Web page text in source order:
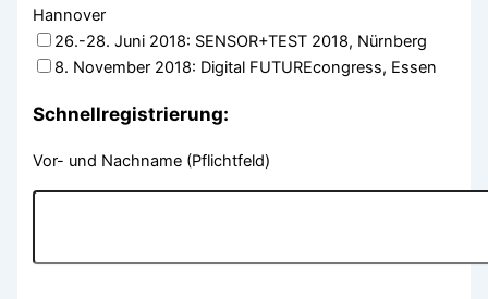
Hannover
26.-28. Juni 2018: SENSOR+TEST 2018, Nürnberg
8. November 2018: Digital FUTUREcongress, Essen
Schnellregistrierung:
Vor- und Nachname (Pflichtfeld)